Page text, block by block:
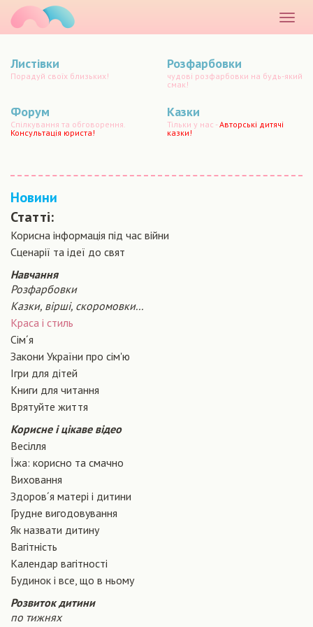
меню
Листівки
Порадуй своїх близьких!
Розфарбовки
чудові розфарбовки на будь-який
смак!
Форум
Спілкування та обговорення.
Консультація юриста!
Казки
Тільки у нас -Авторські дитячі
казки!
Новини
Статті:
Корисна інформація під час війни
Сценарiї та iдеї до свят
Навчання
Розфарбовки
Казки, вірші, скоромовки...
Краса і стиль
Сiм´я
Закони України про сiм'ю
Ігри для дітей
Книги для читання
Врятуйте життя
Корисне і цікаве відео
Весілля
Їжа: корисно та смачно
Виховання
Здоров´я матері і дитини
Грудне вигодовування
Як назвати дитину
Вагiтнiсть
Календар вагітності
Будинок і все, що в ньому
Розвиток дитини
по тижнях